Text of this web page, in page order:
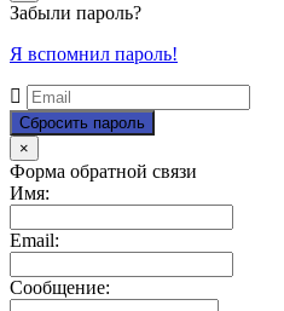
Забыли пароль?
Я вспомнил пароль!
×
Форма обратной связи
Имя:
Email:
Сообщение: